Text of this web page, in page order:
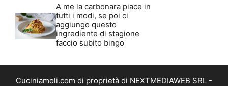
A me la carbonara piace in
tutti i modi, se poi ci
aggiungo questo
ingrediente di stagione
faccio subito bingo
Cuciniamoli.com di proprietà di NEXTMEDIAWEB SRL -